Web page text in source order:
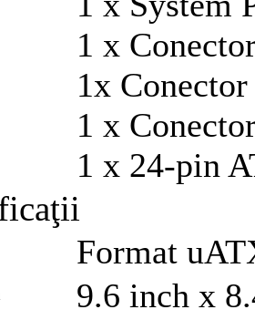
1 x
1x
1 x
1 x 24-pin
Format
9.6 inch x